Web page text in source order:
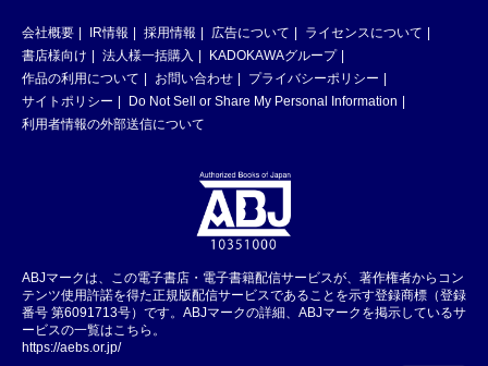
会社概要 IR情報 採用情報 広告について
ライセンスについて
書店様向け
法人様一括購入
KADOKAWAグループ
作品の利用について
お問い合わせ
プライバシーポリシー
サイトポリシー
Do Not Sell or Share My Personal Information
利用者情報の外部送信について
ABJマークは、この電子書店・電子書籍配信サービスが、著作権者からコン
テンツ使用許諾を得た正規版配信サービスであることを示す登録商標（登録
番号 第6091713号）です。ABJマークの詳細、ABJマークを掲示しているサ
ービスの一覧はこちら。
https://aebs.or.jp/